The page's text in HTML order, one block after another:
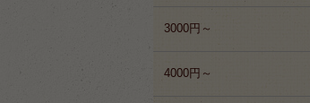
3000円～
4000円～